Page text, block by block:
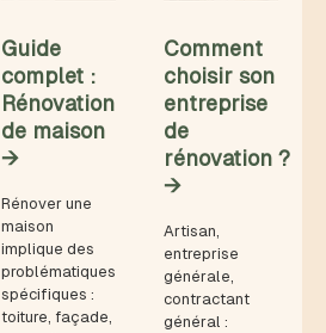
Guide
complet :
Rénovation
de maison
→
Rénover une
maison
implique des
problématiques
spécifiques :
toiture, façade,
Comment
choisir son
entreprise
de
rénovation ?
→
Artisan,
entreprise
générale,
contractant
général :